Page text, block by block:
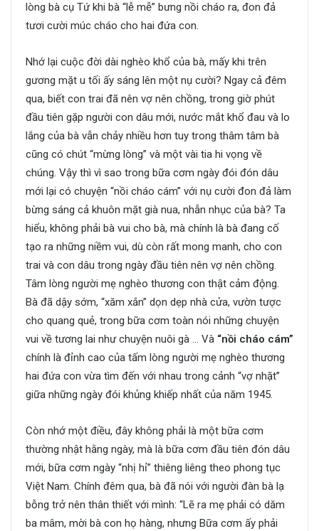
lòng bà cụ Tứ khi bà “lễ mễ” bưng nồi cháo ra, đon đả
tươi cười múc cháo cho hai đứa con.
Nhớ lại cuộc đời dài nghèo khổ của bà, mấy khi trên
gương mặt u tối ấy sáng lên một nụ cười? Ngay cả đêm
qua, biết con trai đã nên vợ nên chồng, trong giờ phút
đầu tiên gặp người con dâu mới, nước mắt khổ đau và lo
lắng của bà vẫn chảy nhiều hơn tuy trong thâm tâm bà
cũng có chút “mừng lòng” và một vài tia hi vọng về
chúng. Vậy thì vì sao trong bữa cơm ngày đói đón dâu
mới lại có chuyện “nồi cháo cám” với nụ cười đon đả làm
bừng sáng cả khuôn mặt già nua, nhẫn nhục của bà? Ta
hiểu, không phải bà vui cho bà, mà chính là bà đang cố
tạo ra những niềm vui, dù còn rất mong manh, cho con
trai và con dâu trong ngày đầu tiên nên vợ nên chồng.
Tâm lòng người mẹ nghèo thương con thật cảm động.
Bà đã dậy sớm, “xăm xắn” dọn dẹp nhà cửa, vườn tược
cho quang quẻ, trong bữa cơm toàn nói những chuyện
vui về tương lai như chuyện nuôi gà … Và “nồi cháo cám”
chính là đỉnh cao của tấm lòng người mẹ nghèo thương
hai đứa con vừa tìm đến với nhau trong cảnh “vợ nhặt”
giữa những ngày đói khủng khiếp nhất của năm 1945.
Còn nhớ một điều, đây không phải là một bữa cơm
thường nhật hằng ngày, mà là bữa cơm đầu tiên đón dâu
mới, bữa cơm ngày “nhị hỉ” thiêng liêng theo phong tục
Việt Nam. Chính đêm qua, bà đã nói với người đàn bà lạ
bỗng trở nên thân thiết với mình: “Lẽ ra mẹ phải có dăm
ba mâm, mời bà con họ hàng, nhưng Bữa cơm ấy phải